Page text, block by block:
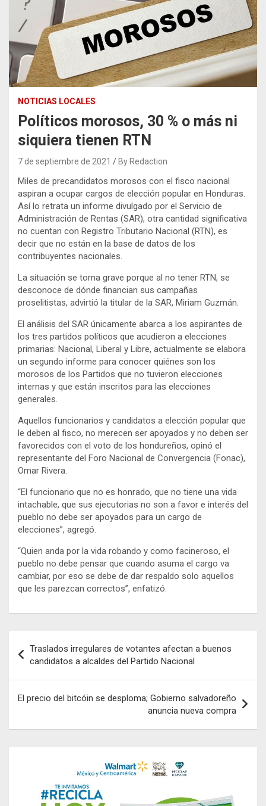
NOTICIAS LOCALES
Políticos morosos, 30 % o más ni
siquiera tienen RTN
7 de septiembre de 2021 By Redaction
Miles de precandidatos morosos con el fisco nacional
aspiran a ocupar cargos de elección popular en Honduras.
Así lo retrata un informe divulgado por el Servicio de
Administración de Rentas (SAR), otra cantidad significativa
no cuentan con Registro Tributario Nacional (RTN), es
decir que no están en la base de datos de los
contribuyentes nacionales.
La situación se torna grave porque al no tener RTN, se
desconoce de dónde financian sus campañas
proselitistas, advirtió la titular de la SAR, Miriam Guzmán.
El análisis del SAR únicamente abarca a los aspirantes de
los tres partidos políticos que acudieron a elecciones
primarias: Nacional, Liberal y Libre, actualmente se elabora
un segundo informe para conocer quiénes son los
morosos de los Partidos que no tuvieron elecciones
internas y que están inscritos para las elecciones
generales.
Aquellos funcionarios y candidatos a elección popular que
le deben al fisco, no merecen ser apoyados y no deben ser
favorecidos con el voto de los hondureños, opinó el
representante del Foro Nacional de Convergencia (Fonac),
Omar Rivera.
“El funcionario que no es honrado, que no tiene una vida
intachable, que sus ejecutorias no son a favor e interés del
pueblo no debe ser apoyados para un cargo de
elecciones”, agregó.
“Quien anda por la vida robando y como facineroso, el
pueblo no debe pensar que cuando asuma el cargo va
cambiar, por eso se debe de dar respaldo solo aquellos
que les parezcan correctos”, enfatizó.
de
entradas
Traslados irregulares de votantes afectan a buenos
candidatos a alcaldes del Partido Nacional
El precio del bitcóin se desploma; Gobierno salvadoreño
anuncia nueva compra